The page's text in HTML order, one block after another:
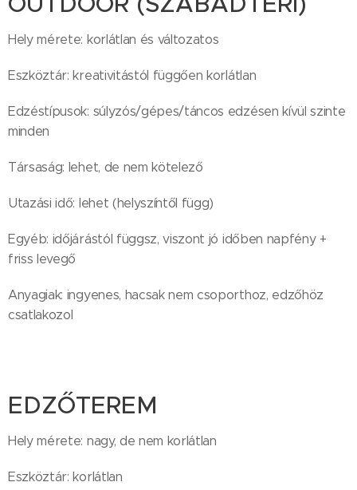
Hely mérete: korlátlan és változatos
Eszköztár: kreativitástól függően korlátlan
Edzéstípusok: súlyzós/gépes/táncos edzésen kívül szinte
minden
Társaság: lehet, de nem kötelező
Utazási idő: lehet (helyszíntől függ)
Egyéb: időjárástól függsz, viszont jó időben napfény +
friss levegő
Anyagiak: ingyenes, hacsak nem csoporthoz, edzőhöz
csatlakozol
EDZŐTEREM
Hely mérete: nagy, de nem korlátlan
Eszköztár: korlátlan